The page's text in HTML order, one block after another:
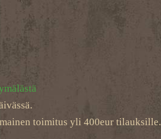
toimitus yli 400eur tilauksille.